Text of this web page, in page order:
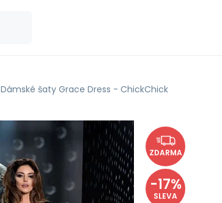
Dámské šaty Grace Dress - ChickChick
ZDARMA
-17%
SLEVA